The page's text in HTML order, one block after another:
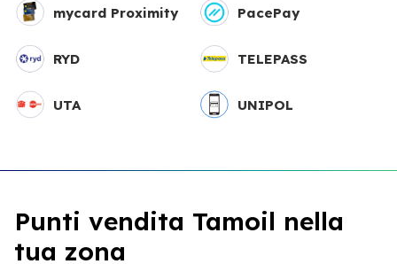
mycard Proximity PacePay
RYD TELEPASS
UTA UNIPOL
Punti vendita Tamoil nella
tua zona